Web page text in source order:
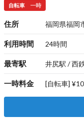
自転車 一時
住所 福岡県福岡
利用時間 24時間
最寄駅 井尻駅 / 西
一時料金 [自転車]